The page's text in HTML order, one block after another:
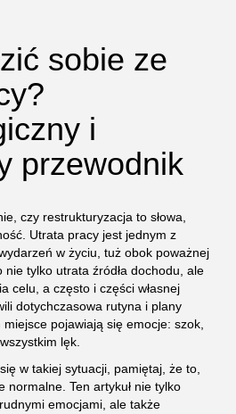
sobie ze
i
przewodnik
czy restrukturyzacja to słowa,
Utrata pracy jest jednym z
w życiu, tuż obok poważnej
tylko utrata źródła dochodu, ale
celu, a często i części własnej
dotychczasowa rutyna i plany
pojawiają się emocje: szok,
lęk.
w takiej sytuacji, pamiętaj, że to,
normalne. Ten artykuł nie tylko
emocjami, ale także